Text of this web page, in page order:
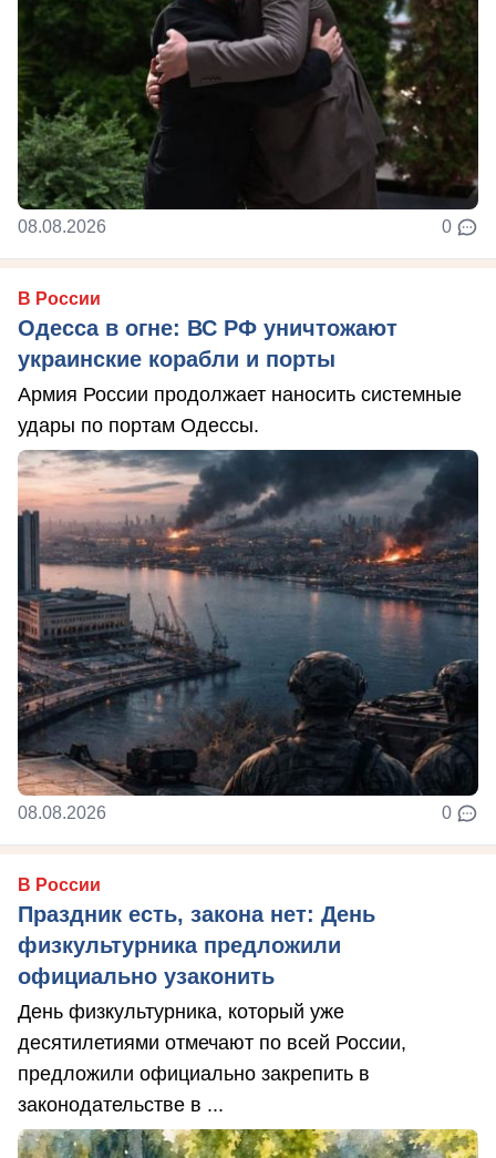
08.08.2026 0
В России
Одесса в огне: ВС РФ уничтожают
украинские корабли и порты
Армия России продолжает наносить системные
удары по портам Одессы.
08.08.2026 0
В России
Праздник есть, закона нет: День
физкультурника предложили
официально узаконить
День физкультурника, который уже
десятилетиями отмечают по всей России,
предложили официально закрепить в
законодательстве в ...